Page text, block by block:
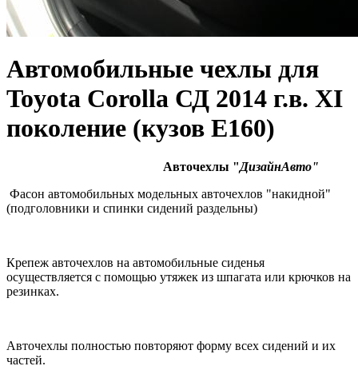
Автомобильные чехлы для
Toyota Corolla СД 2014 г.в. XI
поколение (кузов E160)
Авточехлы "ДизайнАвто"
Фасон автомобильных модельных авточехлов "накидной"
(подголовники и спинки сидений раздельны)
Крепеж авточехлов на автомобильные сиденья
осуществляется с помощью утяжек из шпагата или крючков на
резинках.
Авточехлы полностью повторяют форму всех сидений и их
частей.